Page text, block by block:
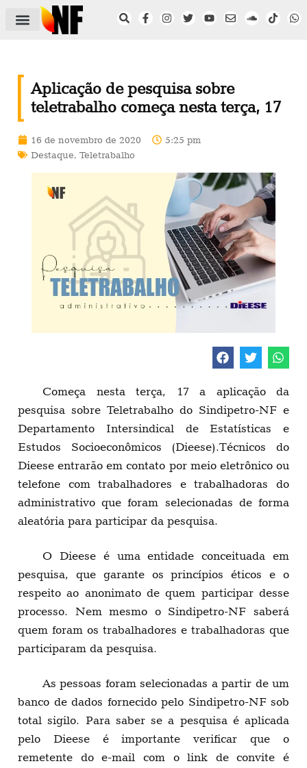
Aplicação de pesquisa sobre
teletrabalho começa nesta terça, 17
16 de novembro de 2020
5:25 pm
Destaque, Teletrabalho
Começa nesta terça, 17 a aplicação da
pesquisa sobre Teletrabalho do Sindipetro-NF e
Departamento Intersindical de Estatísticas e
Estudos Socioeconômicos (Dieese).Técnicos do
Dieese entrarão em contato por meio eletrônico ou
telefone com trabalhadores e trabalhadoras do
administrativo que foram selecionadas de forma
aleatória para participar da pesquisa.
O Dieese é uma entidade conceituada em
pesquisa, que garante os princípios éticos e o
respeito ao anonimato de quem participar desse
processo. Nem mesmo o Sindipetro-NF saberá
quem foram os trabalhadores e trabalhadoras que
participaram da pesquisa.
As pessoas foram selecionadas a partir de um
banco de dados fornecido pelo Sindipetro-NF sob
total sigilo. Para saber se a pesquisa é aplicada
pelo Dieese é importante verificar que o
remetente do e-mail com o link de convite é